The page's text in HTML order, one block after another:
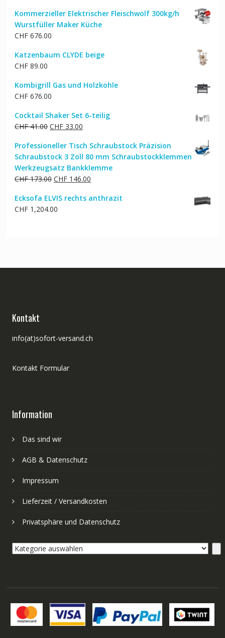
Kommerzieller Elektrischer Fleischwolf 300kg/h
Wurstfüller Maker Küche
CHF676.00
Katzenbaum CLYDE beige
CHF89.00
Kombigrill Gas und Holzkohle
CHF676.00
Cocktail Shaker Set 6-teilig
CHF41.00 Ursprünglicher
war:
CHF 41.00
CHF33.00Aktueller
ist:
CHF 33.00.
Professioneller Tisch Schraubstock Präzision
Schraubstock 3 Zoll 80 mm Schraubstockklemmen
Werkzeugsatz Bankklemme
CHF173.00 Ursprünglicher
war:
CHF 173.00
CHF146.00Aktueller
ist:
Ecksofa ELVIS rechts anthrazit
CHF1,204.00
Kontakt
info(at)sofort-versand.ch
Kontakt Formular
Information
Das sind wir
AGB & Datenschutz
Impressum
Lieferzeit / Versandkosten
Privatsphäre und Datenschutz
Kategorie